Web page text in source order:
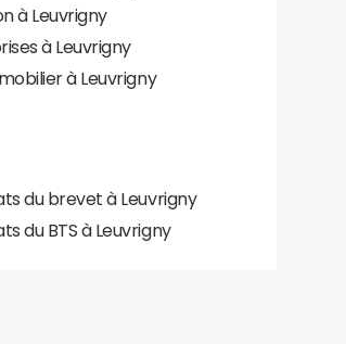
à Leuvrigny
à Leuvrigny
à Leuvrigny
du brevet à Leuvrigny
du BTS à Leuvrigny